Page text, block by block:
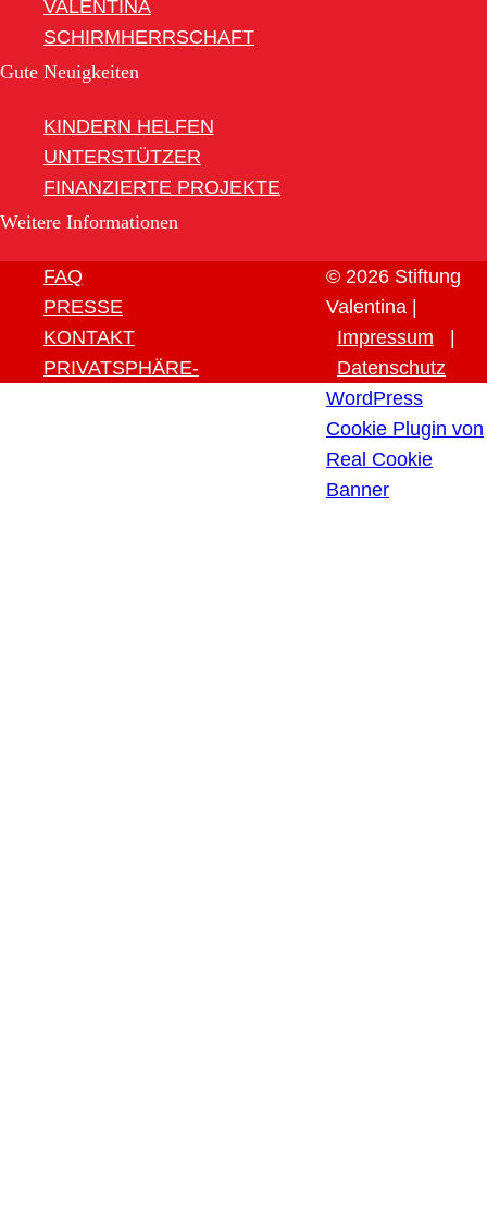
VALENTINA
SCHIRMHERRSCHAFT
Gute Neuigkeiten
KINDERN HELFEN
UNTERSTÜTZER
FINANZIERTE PROJEKTE
Weitere Informationen
FAQ
PRESSE
KONTAKT
PRIVATSPHÄRE-
© 2026 Stiftung
Valentina |
Impressum
Datenschutz
WordPress
Cookie Plugin von
Real Cookie
Banner